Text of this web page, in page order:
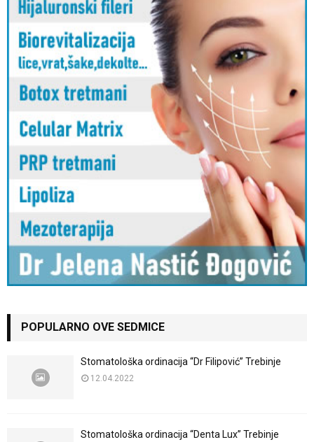
POPULARNO OVE SEDMICE
Stomatološka ordinacija “Dr Filipović” Trebinje
12.04.2022
Stomatološka ordinacija “Denta Lux” Trebinje